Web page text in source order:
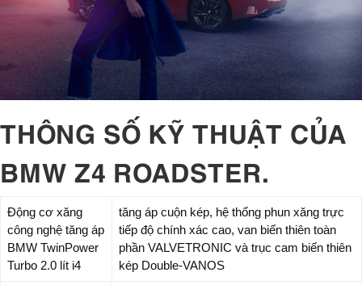
THÔNG SỐ KỸ THUẬT CỦA
BMW Z4 ROADSTER.
Động cơ xăng
công nghệ tăng áp
BMW TwinPower
Turbo 2.0 lít i4
tăng áp cuộn kép, hệ thống phun xăng trực
tiếp độ chính xác cao, van biến thiên toàn
phần VALVETRONIC và trục cam biến thiên
kép Double-VANOS